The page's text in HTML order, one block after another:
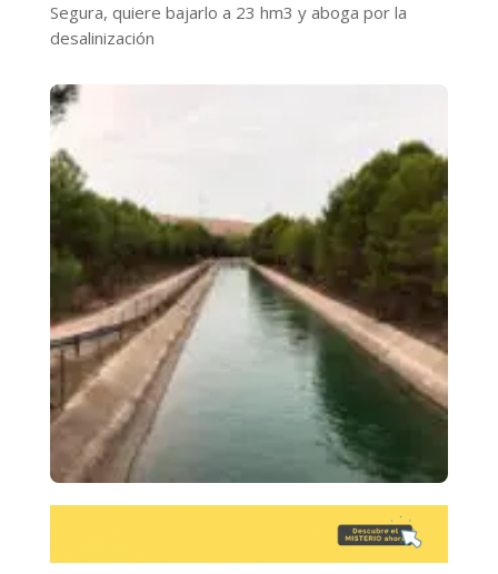
Segura, quiere bajarlo a 23 hm3 y aboga por la
desalinización